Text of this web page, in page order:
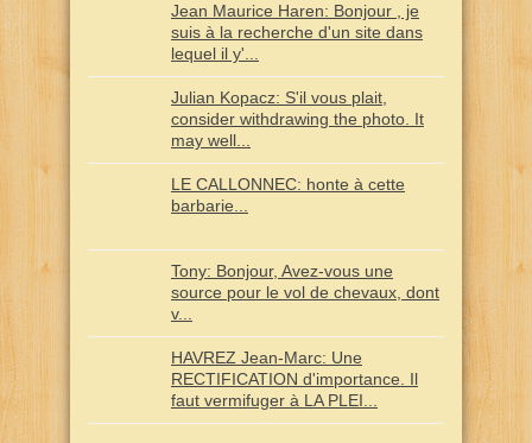
Jean Maurice Haren: Bonjour , je
suis à la recherche d'un site dans
lequel il y'...
Julian Kopacz: S'il vous plait,
consider withdrawing the photo. It
may well...
LE CALLONNEC: honte à cette
barbarie...
Tony: Bonjour, Avez-vous une
source pour le vol de chevaux, dont
v...
HAVREZ Jean-Marc: Une
RECTIFICATION d'importance. Il
faut vermifuger à LA PLEI...